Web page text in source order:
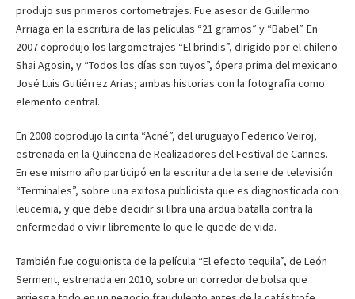
produjo sus primeros cortometrajes. Fue asesor de Guillermo
Arriaga en la escritura de las películas “21 gramos” y “Babel”. En
2007 coprodujo los largometrajes “El brindis”, dirigido por el chileno
Shai Agosin, y “Todos los días son tuyos”, ópera prima del mexicano
José Luis Gutiérrez Arias; ambas historias con la fotografía como
elemento central.
En 2008 coprodujo la cinta “Acné”, del uruguayo Federico Veiroj,
estrenada en la Quincena de Realizadores del Festival de Cannes.
En ese mismo año participó en la escritura de la serie de televisión
“Terminales”, sobre una exitosa publicista que es diagnosticada con
leucemia, y que debe decidir si libra una ardua batalla contra la
enfermedad o vivir libremente lo que le quede de vida.
También fue coguionista de la película “El efecto tequila”, de León
Serment, estrenada en 2010, sobre un corredor de bolsa que